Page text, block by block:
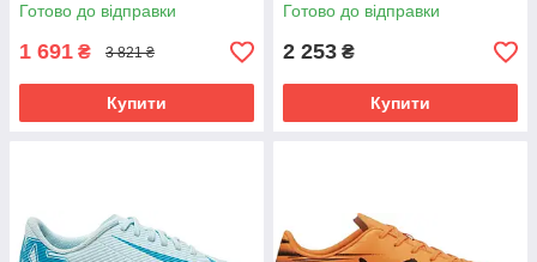
Готово до відправки
1 691 ₴ 3 821 ₴
Купити
Готово до відправки
2 253 ₴
Купити